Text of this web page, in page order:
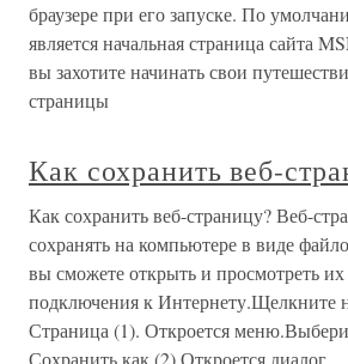
браузере при его запуске. По
является начальная страница сайта
вы захотите начинать свои
страницы
Как сохранить веб-
Как сохранить веб-страницу? Веб-
сохранять на компьютере в виде
вы сможете открыть и просмотреть их
подключения к Интернету.Щелкните
Страница (1). Откроется
Сохранить как (2).Откроется диалог